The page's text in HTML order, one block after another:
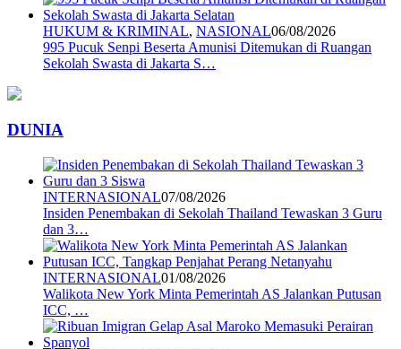
HUKUM & KRIMINAL, NASIONAL06/08/2026
995 Pucuk Senpi Beserta Amunisi Ditemukan di Ruangan
Sekolah Swasta di Jakarta S…
DUNIA
INTERNASIONAL07/08/2026
Insiden Penembakan di Sekolah Thailand Tewaskan 3 Guru
dan 3…
INTERNASIONAL01/08/2026
Walikota New York Minta Pemerintah AS Jalankan Putusan
ICC, …